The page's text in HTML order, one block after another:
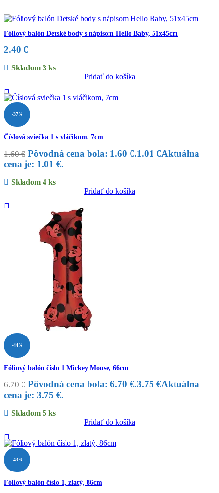
Fóliový balón Detské body s nápisom Hello Baby, 51x45cm
2.40 €
Skladom 3 ks
Pridať do košíka
-37%
Číslová sviečka 1 s vláčikom, 7cm
1.60€ Pôvodná cena bola: 1.60 €.1.01 €Aktuálna
cena je: 1.01 €.
Skladom 4 ks
Pridať do košíka
-44%
Fóliový balón číslo 1 Mickey Mouse, 66cm
6.70€ Pôvodná cena bola: 6.70 €.3.75 €Aktuálna
cena je: 3.75 €.
Skladom 5 ks
Pridať do košíka
-43%
Fóliový balón číslo 1, zlatý, 86cm